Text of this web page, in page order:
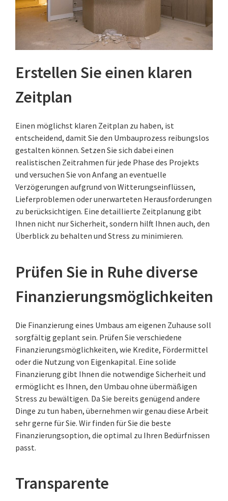
Erstellen Sie einen klaren
Zeitplan
Einen möglichst klaren Zeitplan zu haben, ist
entscheidend, damit Sie den Umbauprozess reibungslos
gestalten können. Setzen Sie sich dabei einen
realistischen Zeitrahmen für jede Phase des Projekts
und versuchen Sie von Anfang an eventuelle
Verzögerungen aufgrund von Witterungseinflüssen,
Lieferproblemen oder unerwarteten Herausforderungen
zu berücksichtigen. Eine detaillierte Zeitplanung gibt
Ihnen nicht nur Sicherheit, sondern hilft Ihnen auch, den
Überblick zu behalten und Stress zu minimieren.
Prüfen Sie in Ruhe diverse
Finanzierungsmöglichkeiten
Die Finanzierung eines Umbaus am eigenen Zuhause soll
sorgfältig geplant sein. Prüfen Sie verschiedene
Finanzierungsmöglichkeiten, wie Kredite, Fördermittel
oder die Nutzung von Eigenkapital. Eine solide
Finanzierung gibt Ihnen die notwendige Sicherheit und
ermöglicht es Ihnen, den Umbau ohne übermäßigen
Stress zu bewältigen. Da Sie bereits genügend andere
Dinge zu tun haben, übernehmen wir genau diese Arbeit
sehr gerne für Sie. Wir finden für Sie die beste
Finanzierungsoption, die optimal zu Ihren Bedürfnissen
passt.
Transparente